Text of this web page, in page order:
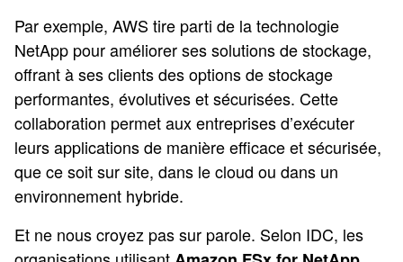
Par exemple, AWS tire parti de la technologie
NetApp pour améliorer ses solutions de stockage,
offrant à ses clients des options de stockage
performantes, évolutives et sécurisées. Cette
collaboration permet aux entreprises d’exécuter
leurs applications de manière efficace et sécurisée,
que ce soit sur site, dans le cloud ou dans un
environnement hybride.
Et ne nous croyez pas sur parole. Selon IDC, les